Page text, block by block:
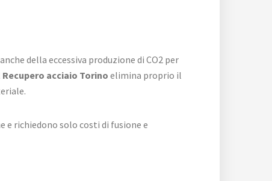
della eccessiva produzione di CO2 per
Recupero acciaio Torino elimina proprio il
e richiedono solo costi di fusione e